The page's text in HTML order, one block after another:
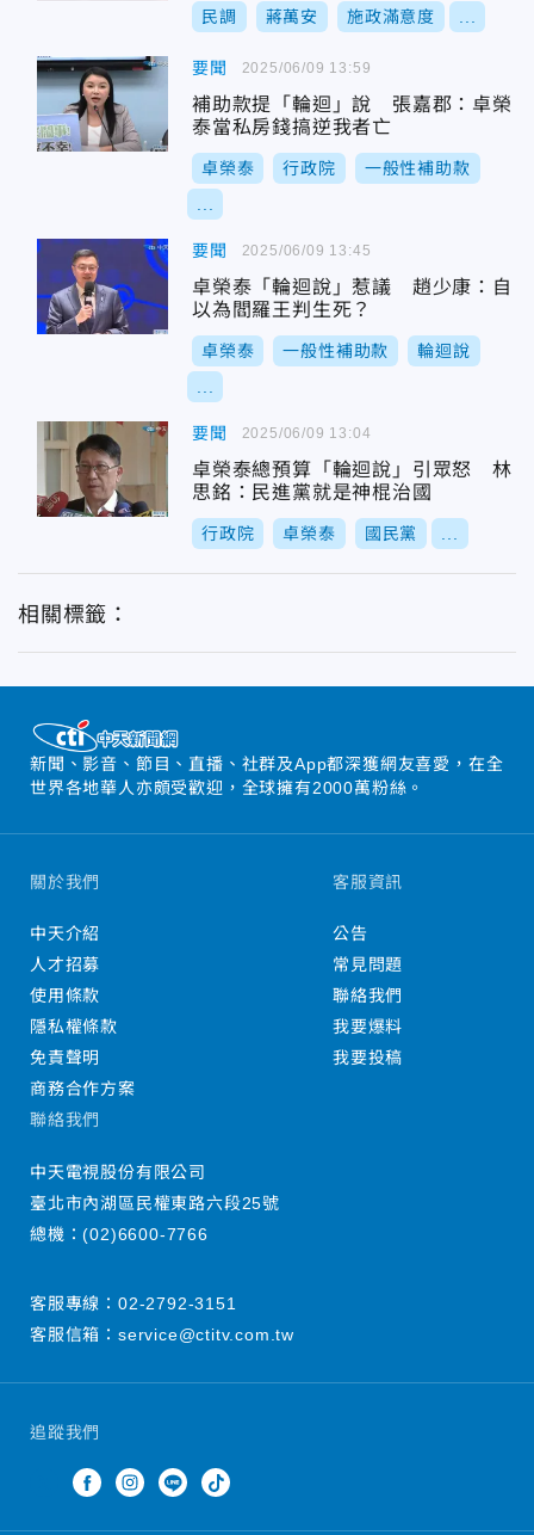
民調 蔣萬安 施政滿意度
要聞
補助款提「輪迴」說 張嘉郡：卓榮
泰當私房錢搞逆我者亡
卓榮泰 行政院 一般性補助款
2025/06/09 13:59
要聞
卓榮泰「輪迴說」惹議 趙少康：自
以為閻羅王判生死？
卓榮泰 一般性補助款 輪迴說
2025/06/09 13:45
要聞
卓榮泰總預算「輪迴說」引眾怒 林
思銘：民進黨就是神棍治國
行政院 卓榮泰 國民黨
2025/06/09 13:04
相關標籤：
新聞、影音、節目、直播、社群及App都深獲網友喜愛，在全
世界各地華人亦頗受歡迎，全球擁有2000萬粉絲。
追蹤我們
關於我們
中天介紹
人才招募
使用條款
隱私權條款
免責聲明
商務合作方案
客服資訊
公告
常見問題
聯絡我們
我要爆料
我要投稿
聯絡我們
中天電視股份有限公司
臺北市內湖區民權東路六段25號
總機：(02)6600-7766
客服專線： 02-2792-3151
客服信箱： service@ctitv.com.tw